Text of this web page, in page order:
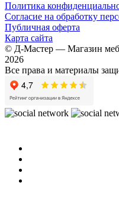
Политика
Согласие на обработку
Публичная оферта
Карта сайта
© Д-Мастер — Магазин
2026
Все права и материалы